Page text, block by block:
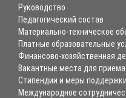
Руководство
Педагогический состав
Материально-техническое
Платные образовательные
Финансово-хозяйственная
Вакантные места для
Стипендии и меры
Международное